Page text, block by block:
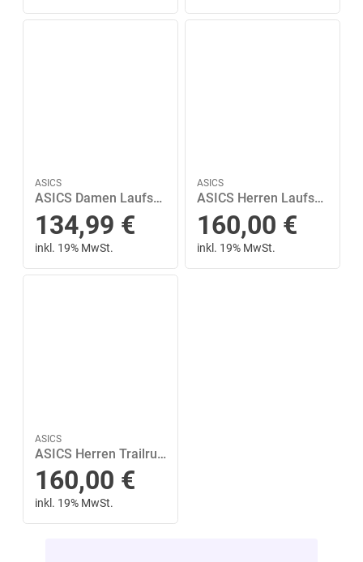
ASICS
ASICS Damen Laufschuhe GT-2000 13 41 ½ in Grau
134,99 €
inkl. 19% MwSt.
ASICS
ASICS Herren Laufschuhe GEL-CUMULUS 27 42 ½ in Pink
160,00 €
inkl. 19% MwSt.
ASICS
ASICS Herren Trailrunningschuhe GEL-Trabuco 13 46 in Rot
160,00 €
inkl. 19% MwSt.